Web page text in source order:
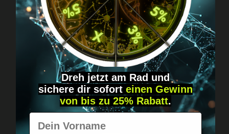
Fragen? Schreib uns!
Diskret, direkt &
persönlich.
Dreh jetzt am Rad und
sichere dir sofort einen Gewinn
von bis zu 25% Rabatt.
Vorname